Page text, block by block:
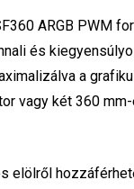
ARGB PWM
és
a
vagy két 360
elölről